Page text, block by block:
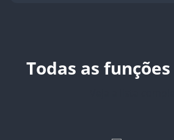
Todas as